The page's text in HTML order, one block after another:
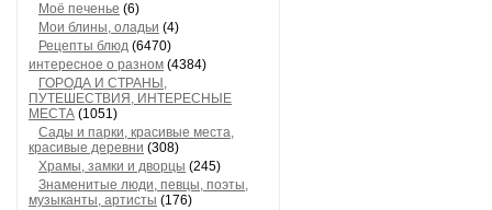
Моё печенье (6)
Мои блины, оладьи (4)
Рецепты блюд (6470)
интересное о разном (4384)
ГОРОДА И СТРАНЫ,
ПУТЕШЕСТВИЯ, ИНТЕРЕСНЫЕ
МЕСТА (1051)
Сады и парки, красивые места,
красивые деревни (308)
Храмы, замки и дворцы (245)
Знаменитые люди, певцы, поэты,
музыканты, артисты (176)